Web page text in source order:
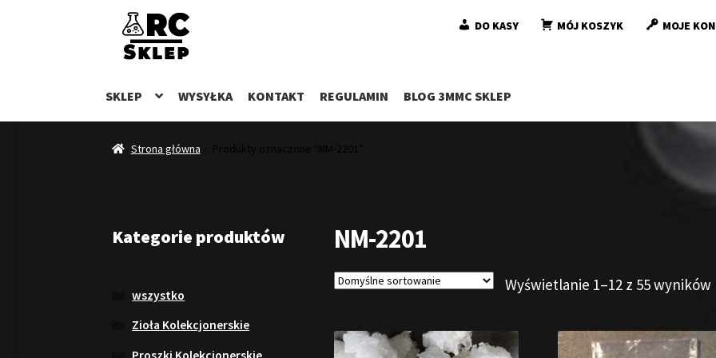
Przejdź
do
nawigacji
Przejdź
do
treści
DO KASY MÓJ KOSZYK MOJE
SKLEP WYSYŁKA KONTAKT REGULAMIN BLOG 3MMC SKLEP
Strona główna
NM-2201
Wyświetlanie 1–12 z 55 wyników
Kategorie produktów
wszystko
Zioła Kolekcjonerskie